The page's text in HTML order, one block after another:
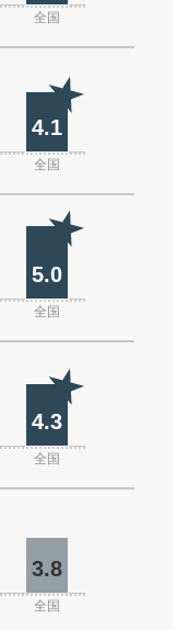
全国
4.1
全国
5.0
全国
4.3
全国
3.8
全国